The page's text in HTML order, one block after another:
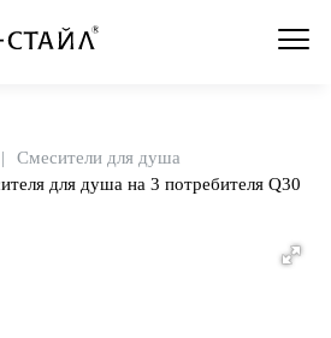
Смесители для душа
для душа на 3 потребителя Q30